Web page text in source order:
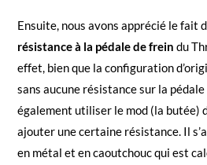
Ensuite, nous avons apprécié le fait
résistance à la pédale de frein du
effet, bien que la configuration
sans aucune résistance sur la
également utiliser le mod (la butée)
ajouter une certaine résistance. Il
en métal et en caoutchouc qui est